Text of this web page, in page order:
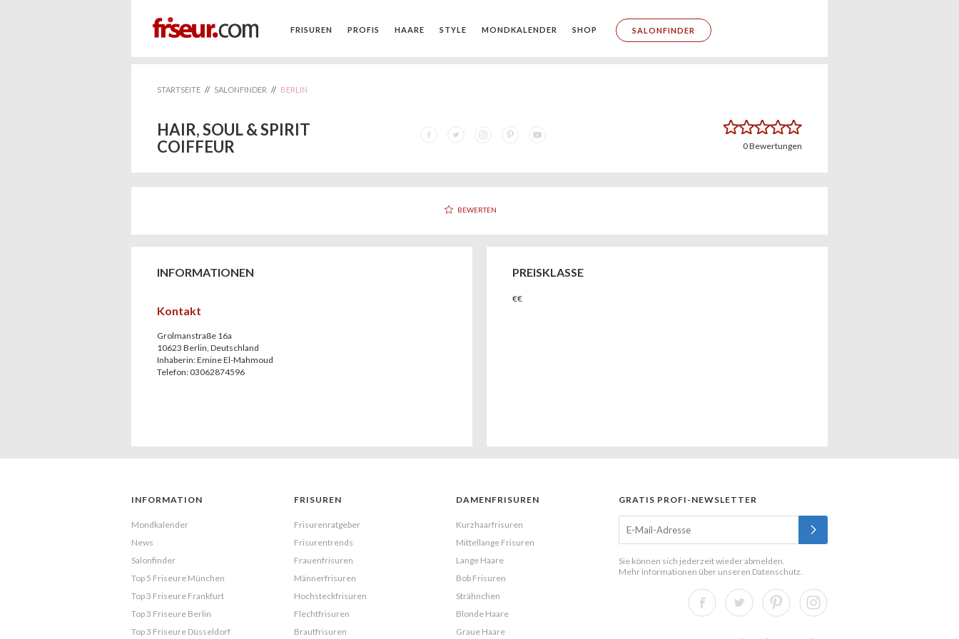
FRISUREN PROFIS HAARE STYLE MONDKALENDER SHOP SALONFINDER
STARTSEITE // SALONFINDER // BERLIN
HAIR, SOUL & SPIRIT
COIFFEUR
0Bewertungen
BEWERTEN
INFORMATIONEN
Kontakt
Grolmanstraße 16a
10623 Berlin, Deutschland
Inhaberin:Emine El-Mahmoud
Telefon: 03062874596
PREISKLASSE
€€
INFORMATION
Mondkalender
News
Salonfinder
Top 5 Friseure München
Top 3 Friseure Frankfurt
Top 3 Friseure Berlin
Top 3 Friseure Düsseldorf
FRISUREN
Frisurenratgeber
Frisurentrends
Frauenfrisuren
Männerfrisuren
Hochsteckfrisuren
Flechtfrisuren
Brautfrisuren
DAMENFRISUREN
Kurzhaarfrisuren
Mittellange Frisuren
Lange Haare
Bob Frisuren
Strähnchen
Blonde Haare
Graue Haare
GRATIS PROFI-NEWSLETTER
Sie können sich jederzeit wieder abmelden.
Mehr Informationen über unseren Datenschutz.